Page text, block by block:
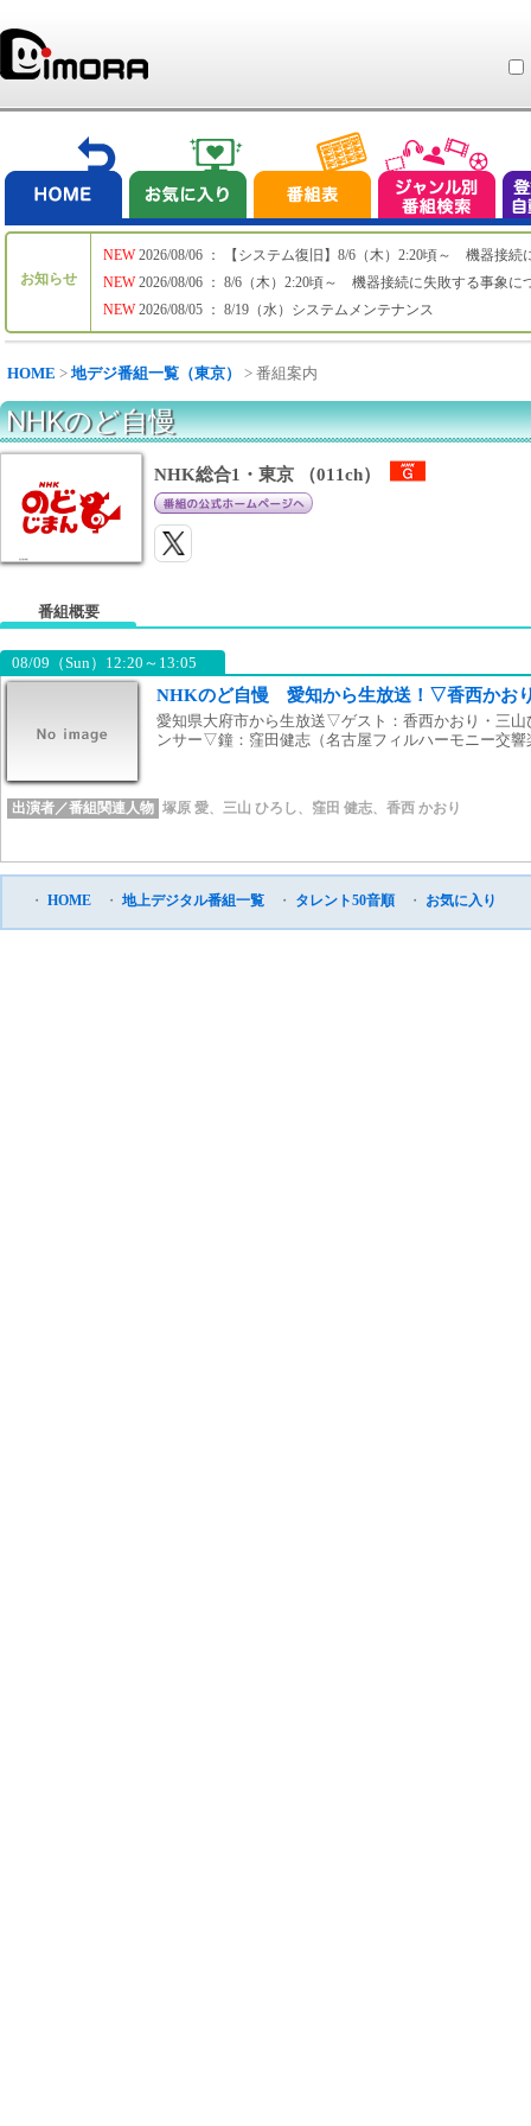
お知らせ
NEW
NEW
NEW
2026/08/06 ： 【システム復旧】8/6（木）2:20頃～ 機器接続
2026/08/06 ： 8/6（木）2:20頃～ 機器接続に失敗する事象に
2026/08/05 ： 8/19（水）システムメンテナンス
HOME > 地デジ番組一覧（東京） > 番組案内
NHKのど自慢
NHK総合1・東京 （011ch）
番組概要
08/09（Sun）12:20～13:05
NHKのど自慢 愛知から生放送！▽香西かお
愛知県大府市から生放送▽ゲスト：香西かおり・三
ンサー▽鐘：窪田健志（名古屋フィルハーモニー交響
出演者／番組関連人物 塚原 愛、 三山 ひろし、 窪田 健志、 香西 かおり
・ HOME ・ 地上デジタル番組一覧 ・ タレント50音順 ・ お気に入り